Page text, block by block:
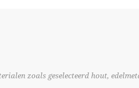
zoals geselecteerd hout,